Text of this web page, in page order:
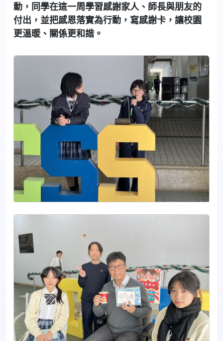
動，同學在這一周學習感謝家人、師長與朋友的
付出，並把感恩落實為行動，寫感謝卡，讓校園
更溫暖、關係更和諧。